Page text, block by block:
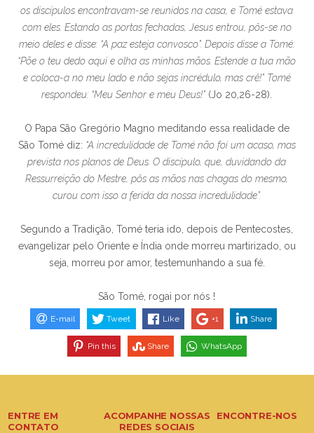
os discípulos encontravam-se reunidos na casa, e Tomé estava
com eles. Estando as portas fechadas, Jesus entrou, pôs-se no
meio deles e disse: “A paz esteja convosco”. Depois disse a Tomé:
“Põe o teu dedo aqui e olha as minhas mãos. Estende a tua mão
e coloca-a no meu lado e não sejas incrédulo, mas crê!” Tomé
respondeu: “Meu Senhor e meu Deus!”(Jo 20,26-28).
O Papa São Gregório Magno meditando essa realidade de
São Tomé diz: “A incredulidade de Tomé não foi um acaso, mas
prevista nos planos de Deus. O discípulo, que, duvidando da
Ressurreição do Mestre, pôs as mãos nas chagas do mesmo,
curou com isso a ferida da nossa incredulidade”.
Segundo a Tradição, Tomé teria ido, depois de Pentecostes,
evangelizar pelo Oriente e Índia onde morreu martirizado, ou
seja, morreu por amor, testemunhando a sua fé.
São Tomé, rogai por nós !
E-mail Tweet Like +1 Share
Pin this Share WhatsApp
ENTRE EM
CONTATO
ACOMPANHE NOSSAS
REDES SOCIAIS
ENCONTRE-NOS